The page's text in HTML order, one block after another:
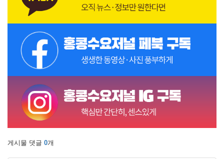
게시물 댓글 0개